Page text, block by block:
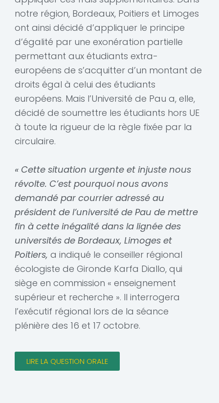
notre région, Bordeaux, Poitiers et Limoges
ont ainsi décidé d’appliquer le principe
d’égalité par une exonération partielle
permettant aux étudiants extra-
européens de s’acquitter d’un montant de
droits égal à celui des étudiants
européens. Mais l’Université de Pau a, elle,
décidé de soumettre les étudiants hors UE
à toute la rigueur de la règle fixée par la
circulaire.
« Cette situation urgente et injuste nous
révolte. C’est pourquoi nous avons
demandé par courrier adressé au
président de l’université de Pau de mettre
fin à cette inégalité dans la lignée des
universités de Bordeaux, Limoges et
Poitiers, a indiqué le conseiller régional
écologiste de Gironde Karfa Diallo, qui
siège en commission « enseignement
supérieur et recherche ». Il interrogera
l’exécutif régional lors de la séance
plénière des 16 et 17 octobre.
LIRE LA QUESTION ORALE